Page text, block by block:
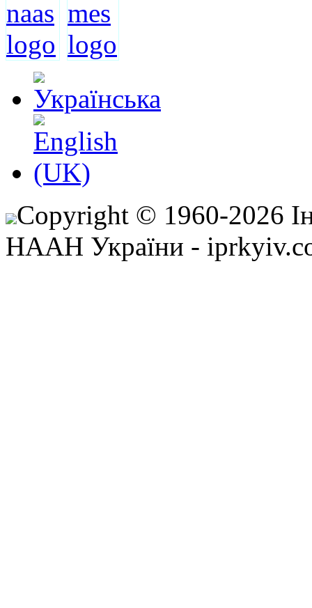
Copyright © 1960-2026
НААН України -